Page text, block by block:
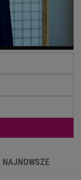
NAJNOWSZE